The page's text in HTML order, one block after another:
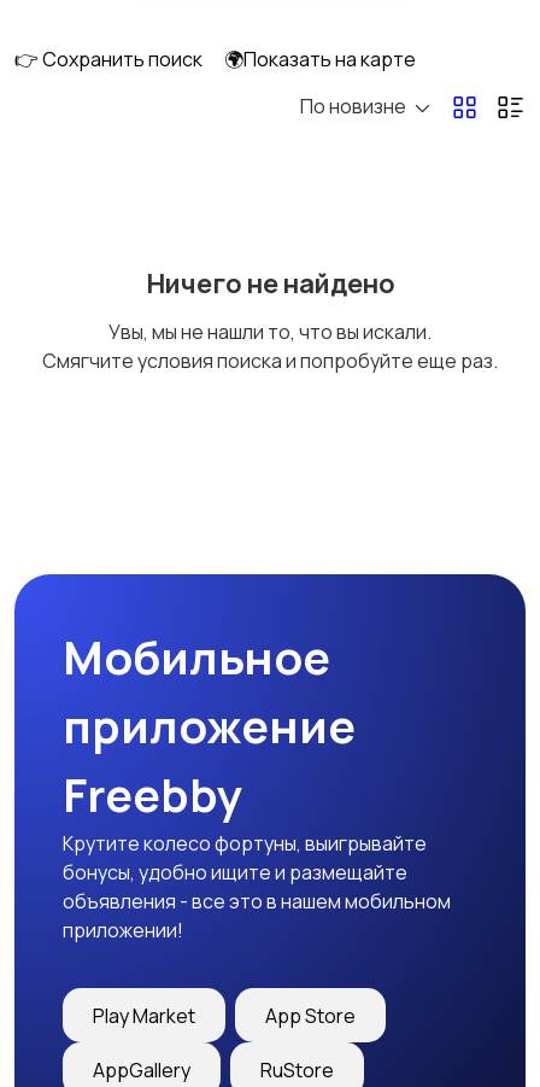
👉 Сохранить поиск
🌍Показать на карте
По новизне
Ничего не найдено
Увы, мы не нашли то, что вы искали.
Смягчите условия поиска и попробуйте еще раз.
Мобильное
приложение
Freebby
Крутите колесо фортуны, выигрывайте
бонусы, удобно ищите и размещайте
объявления - все это в нашем мобильном
приложении!
Play Market App Store
AppGallery RuStore